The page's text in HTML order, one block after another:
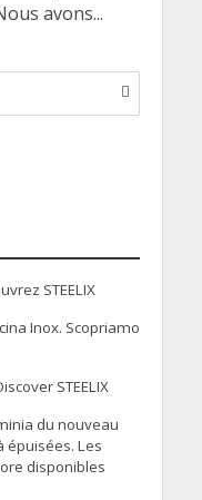
avons...
STEELIX
Inox. Scopriamo
STEELIX
du nouveau
épuisées. Les
disponibles